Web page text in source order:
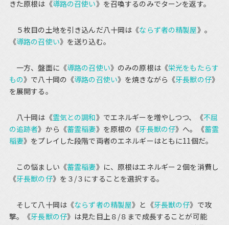
きた原根は《導路の召使い》を召喚するのみでターンを返す。
５枚目の土地を引き込んだ八十岡は《ならず者の精製屋》。
《導路の召使い》を送り込む。
一方、盤面に《導路の召使い》のみの原根は《栄光をもたらす
もの》で八十岡の《導路の召使い》を焼きながら《牙長獣の仔》
を展開する。
八十岡は《霊気との調和》でエネルギーを増やしつつ、《不屈
の追跡者》から《蓄霊稲妻》を原根の《牙長獣の仔》へ。《蓄霊
稲妻》をプレイした段階で両者のエネルギーはともに11個だ。
この悩ましい《蓄霊稲妻》に、原根はエネルギー２個を消費し
《牙長獣の仔》を３/３にすることを選択する。
そして八十岡は《ならず者の精製屋》と《牙長獣の仔》で攻
撃。《牙長獣の仔》は見た目上８/８まで成長することが可能